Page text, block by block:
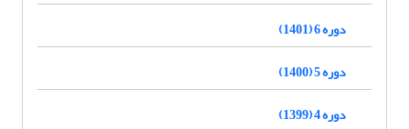
دوره 6 (1401)
دوره 5 (1400)
دوره 4 (1399)